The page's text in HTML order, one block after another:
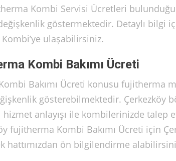
Kombi Servisi Ücretleri
göstermektedir. Detaylı bilgi
ulaşabilirsiniz.
Kombi Bakımı Ücreti
Bakımı Ücreti konusu fujitherma
gösterebilmektedir. Çerkezköy
anlayışı ile kombilerinizde talep
fujitherma Kombi Bakımı Ücreti için
hattımızdan ön bilgilendirme